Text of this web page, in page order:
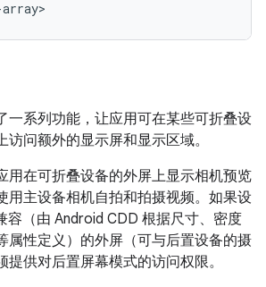
一系列功能，让应用可在某些可折叠设
问额外的显示屏和显示区域。
用在可折叠设备的外屏上显示相机预览
用主设备相机自拍和拍摄视频。如果设
容（由 Android CDD 根据尺寸、密度
属性定义）的外屏（可与后置设备的摄
供对后置屏幕模式的访问权限。